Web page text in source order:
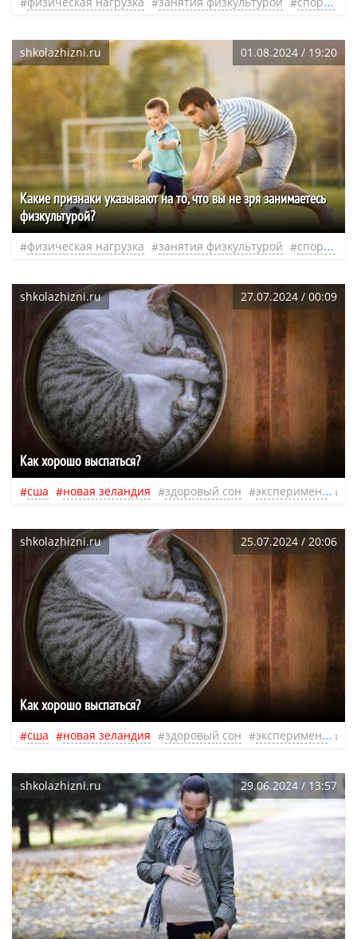
shkolazhizni.ru 01.08.2024 / 19:20
Какие признаки указывают на то, что вы не зря занимаетесь
физкультурой?
физическая нагрузка занятия физкультурой спортивные тренировки
shkolazhizni.ru 27.07.2024 / 00:09
Как хорошо выспаться?
сша новая зеландия здоровый сон эксперимент
shkolazhizni.ru 25.07.2024 / 20:06
Как хорошо выспаться?
сша новая зеландия здоровый сон эксперимент
shkolazhizni.ru 29.06.2024 / 13:57